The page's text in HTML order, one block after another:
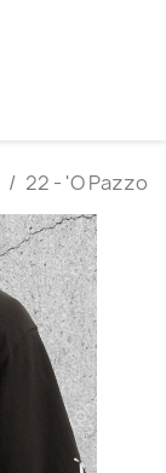
22 - 'O Pazzo